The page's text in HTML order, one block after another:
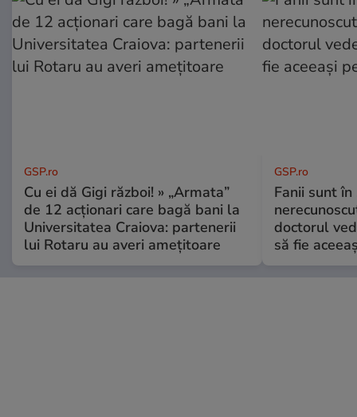
GSP.ro
Cu ei dă Gigi război! » „Armata”
de 12 acționari care bagă bani la
Universitatea Craiova: partenerii
lui Rotaru au averi amețitoare
GSP.ro
Fanii sunt în
doctorul
să fie